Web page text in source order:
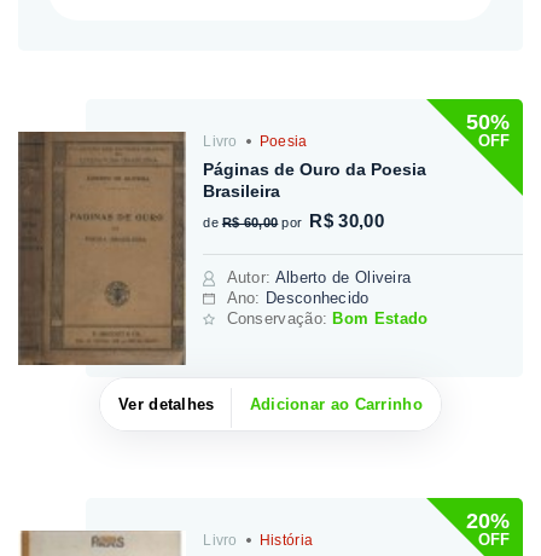
50%
OFF
Livro Poesia
Páginas de Ouro da Poesia
Brasileira
de R$ 60,00 por R$ 30,00
Autor: Alberto de Oliveira
Ano: Desconhecido
Conservação:Bom Estado
Ver detalhes Adicionar ao Carrinho
20%
OFF
Livro História